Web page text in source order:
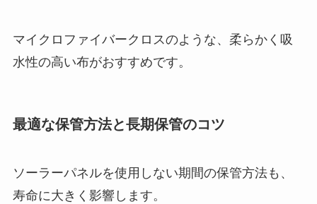
マイクロファイバークロスのような、柔らかく吸
水性の高い布がおすすめです。
最適な保管方法と長期保管のコツ
ソーラーパネルを使用しない期間の保管方法も、
寿命に大きく影響します。